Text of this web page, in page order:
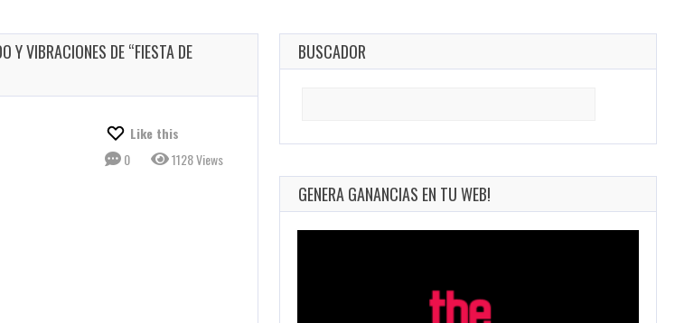
Y VIBRACIONES DE “FIESTA DE
Like this
0
1128 Views
BUSCADOR
GENERA GANANCIAS EN TU WEB!